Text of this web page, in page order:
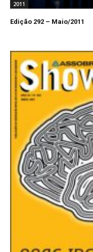
2011
Edição 292 – Maio/2011